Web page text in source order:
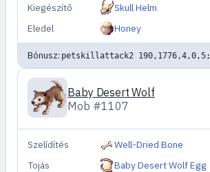
Kiegészítő
Skull Helm
Eledel
Honey
Bónusz: petskillattack2 190,1776,4,0,5;
Baby Desert Wolf
Mob #1107
Szelídítés
Well-Dried Bone
Tojás
Baby Desert Wolf Egg